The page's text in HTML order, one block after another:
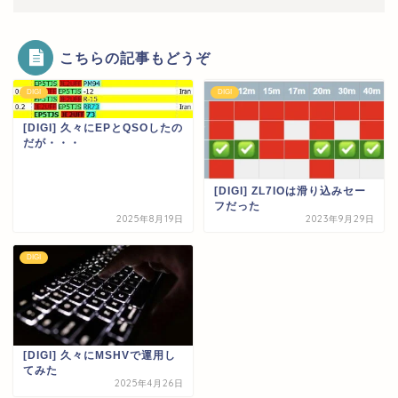
こちらの記事もどうぞ
DIGI
[DIGI] 久々にEPとQSOしたの
だが・・・
2025年8月19日
DIGI
[DIGI] ZL7IOは滑り込みセー
フだった
2023年9月29日
DIGI
[DIGI] 久々にMSHVで運用し
てみた
2025年4月26日